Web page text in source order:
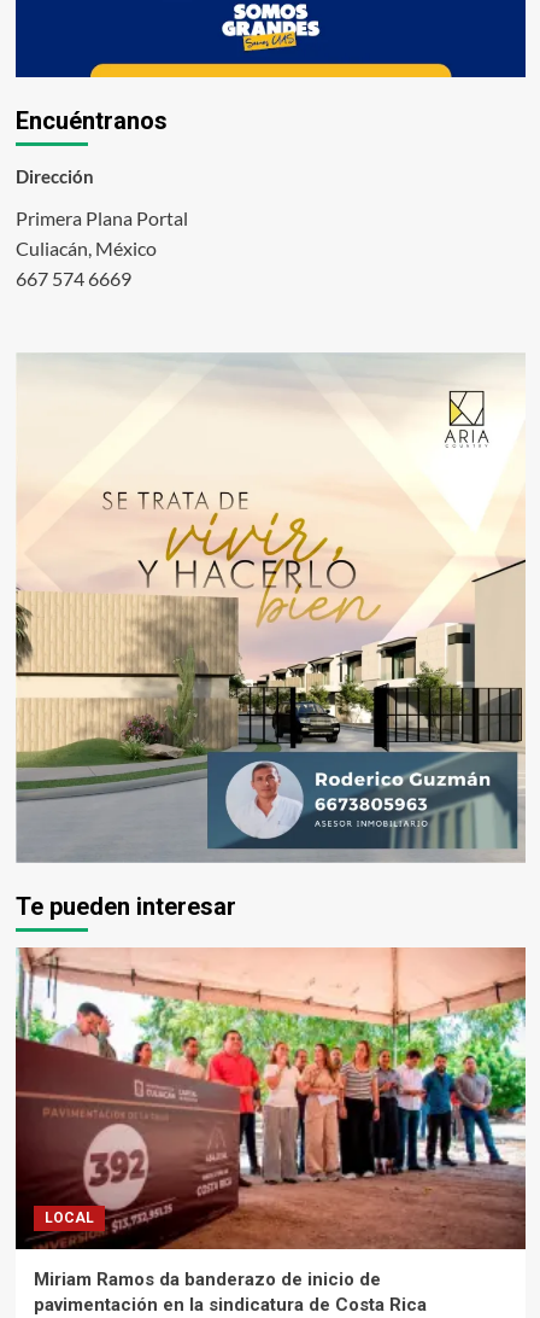
Encuéntranos
Dirección
Primera Plana Portal
Culiacán, México
667 574 6669
Te pueden interesar
LOCAL
Miriam Ramos da banderazo de inicio de
pavimentación en la sindicatura de Costa Rica